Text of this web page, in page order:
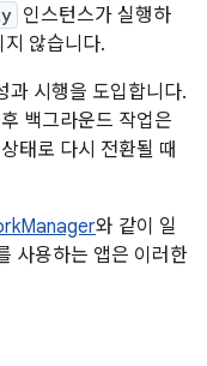
인스턴스가 실행하
않습니다.
과 시행을 도입합니다.
백그라운드 작업은
태로 다시 전환될 때
와 같이 일
사용하는 앱은 이러한